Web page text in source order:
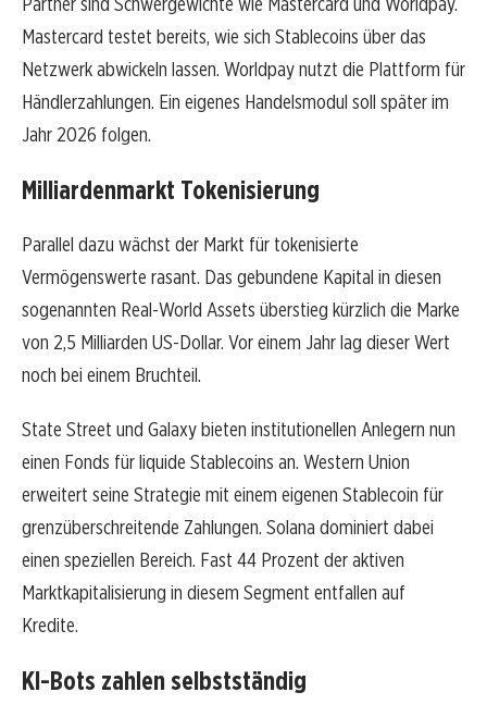
Mastercard testet bereits, wie sich Stablecoins über das
Netzwerk abwickeln lassen. Worldpay nutzt die Plattform für
Händlerzahlungen. Ein eigenes Handelsmodul soll später im
Jahr 2026 folgen.
Milliardenmarkt Tokenisierung
Parallel dazu wächst der Markt für tokenisierte
Vermögenswerte rasant. Das gebundene Kapital in diesen
sogenannten Real-World Assets überstieg kürzlich die Marke
von 2,5 Milliarden US-Dollar. Vor einem Jahr lag dieser Wert
noch bei einem Bruchteil.
State Street und Galaxy bieten institutionellen Anlegern nun
einen Fonds für liquide Stablecoins an. Western Union
erweitert seine Strategie mit einem eigenen Stablecoin für
grenzüberschreitende Zahlungen. Solana dominiert dabei
einen speziellen Bereich. Fast 44 Prozent der aktiven
Marktkapitalisierung in diesem Segment entfallen auf
Kredite.
KI-Bots zahlen selbstständig